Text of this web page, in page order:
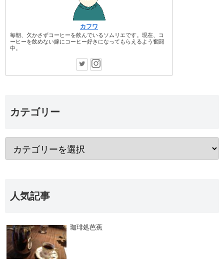
カフワ
毎朝、欠かさずコーヒーを飲んでいるソムリエです。現在、コ
ーヒーを飲めない嫁にコーヒー好きになってもらえるよう奮闘
中。
カテゴリー
人気記事
珈琲処芭蕉